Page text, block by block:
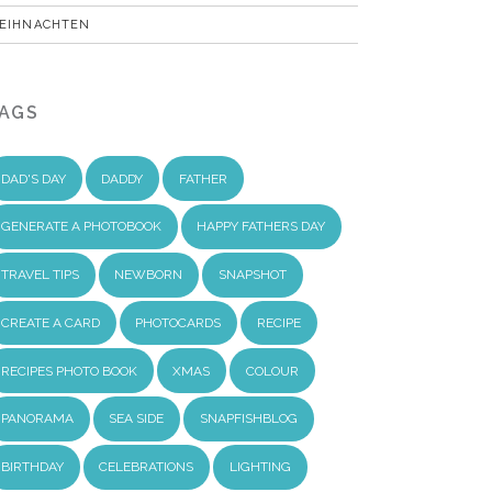
DAD'S DAY DADDY FATHER
GENERATE A PHOTOBOOK HAPPY FATHERS DAY
TRAVEL TIPS NEWBORN SNAPSHOT
CREATE A CARD PHOTOCARDS RECIPE
RECIPES PHOTO BOOK XMAS COLOUR
PANORAMA SEA SIDE SNAPFISHBLOG
BIRTHDAY CELEBRATIONS LIGHTING